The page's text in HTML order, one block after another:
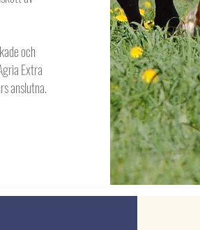
och
Extra
anslutna.